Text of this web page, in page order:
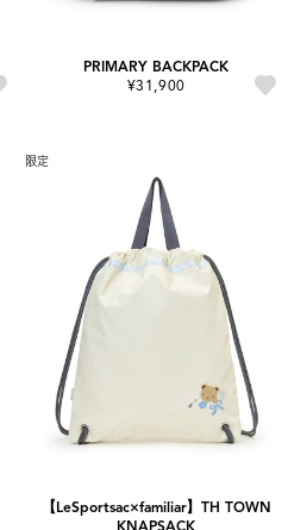
PRIMARY BACKPACK
¥31,900
限定
【LeSportsac×familiar】TH TOWN
KNAPSACK